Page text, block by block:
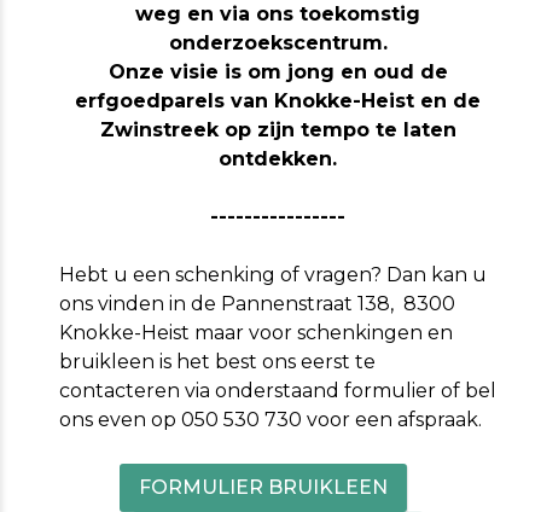
weg en via ons toekomstig
onderzoekscentrum.
Onze visie is om jong en oud de
erfgoedparels van Knokke-Heist en de
Zwinstreek op zijn tempo te laten
ontdekken.
----------------
Hebt u een schenking of vragen? Dan kan u
ons vinden in de Pannenstraat 138, 8300
Knokke-Heist maar voor schenkingen en
bruikleen is het best ons eerst te
contacteren via onderstaand formulier of bel
ons even op 050 530 730 voor een afspraak.
FORMULIER BRUIKLEEN